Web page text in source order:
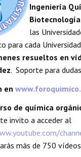
Ingeniería
las
para cada
resueltos en
. Soporte para
en
de química
te invito a acceder al
más de 750